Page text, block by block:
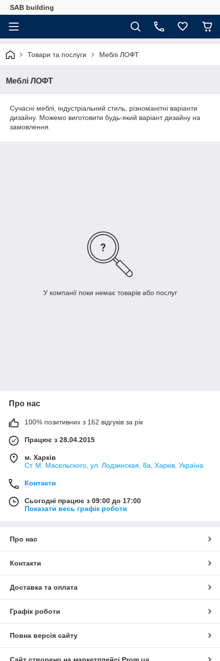
SAB building
Товари та послуги Меблі ЛОФТ
Меблі ЛОФТ
Сучасні меблі, індустріальний стиль, різноманітні варіанти
дизайну. Можемо виготовити будь-який варіант дизайну на
замовлення.
У компанії поки немає товарів або послуг
Про нас
100% позитивних з 162 відгуків за рік
Працює з 28.04.2015
м. Харків
Ст. М. Масельского, ул. Лодзинская, 8а, Харків, Україна
Контакти
Сьогодні працює з 09:00 до 17:00
Показати весь графік роботи
Про нас
Контакти
Доставка та оплата
Графік роботи
Повна версія сайту